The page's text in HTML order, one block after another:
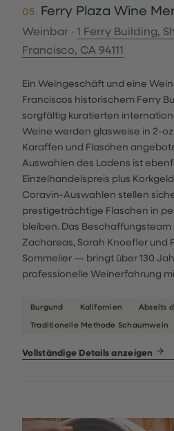
05. Ferry Plaza Wine
Weinbar · 1 Ferry Building,
Francisco, CA 94111
Ein Weingeschäft und eine
Franciscos historischem Ferry
sorgfältig kuratierten
Weine werden glasweise in 2-
Karaffen und Flaschen
Auswahlen des Ladens ist
Einzelhandelspreis plus
Coravin-Auswahlen stellen
prestigeträchtige Flaschen in
bleiben. Das
Zachareas, Sarah Knoefler und
Sommelier — bringt über 130
professionelle Weinerfahrung
Burgund Kalifornien
Abseits
Traditionelle Methode Schaumwein
Vollständige Details anzeigen